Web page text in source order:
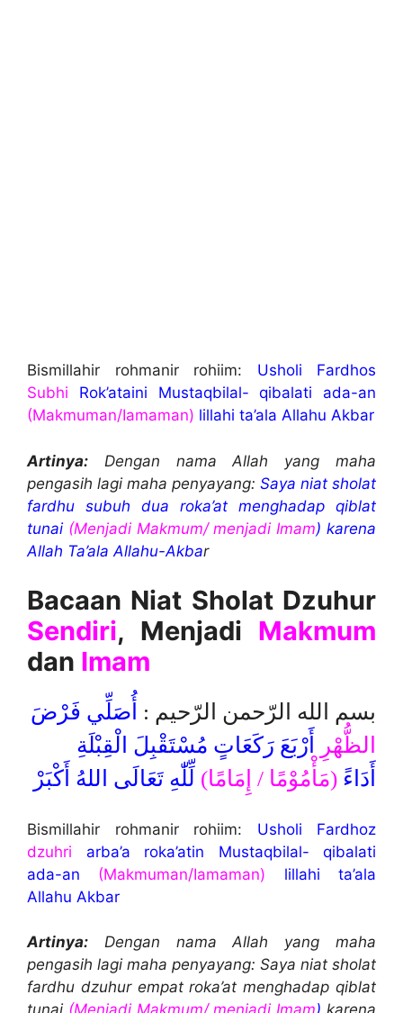
Bismillahir rohmanir rohiim: Usholi Fardhos
Subhi Rok’ataini Mustaqbilal- qibalati ada-an
(Makmuman/Iamaman) lillahi ta’ala Allahu Akbar
Artinya: Dengan nama Allah yang maha
pengasih lagi maha penyayang: Saya niat sholat
fardhu subuh dua roka’at menghadap qiblat
tunai (Menjadi Makmum/ menjadi Imam) karena
Allah Ta’ala Allahu-Akbar
Bacaan Niat Sholat Dzuhur
Sendiri, Menjadi Makmum
dan Imam
بسم الله الرّحمن الرّحيم : أُصَلِّي فَرْضَ
الظُّهْرِ
أَرْبَعَ رَكَعَاتٍ مُسْتَقْبِلَ الْقِبْلَةِ
أَدَاءً (مَأْمُوْمًا / إِمَامًا) لِّلّٰهِ تَعَالَى اللهُ أَكْبَرْ
Bismillahir rohmanir rohiim: Usholi Fardhoz
dzuhri arba’a roka’atin Mustaqbilal- qibalati
ada-an (Makmuman/Iamaman) lillahi ta’ala
Allahu Akbar
Artinya: Dengan nama Allah yang maha
pengasih lagi maha penyayang: Saya niat sholat
fardhu dzuhur empat roka’at menghadap qiblat